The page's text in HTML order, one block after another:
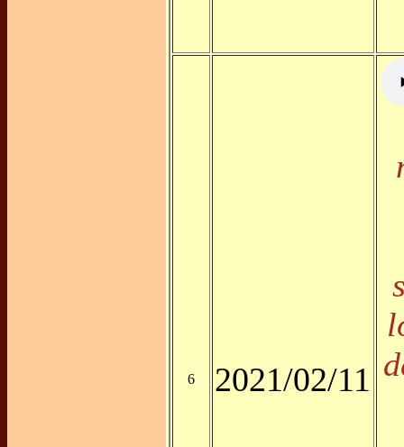
6 2021/02/11